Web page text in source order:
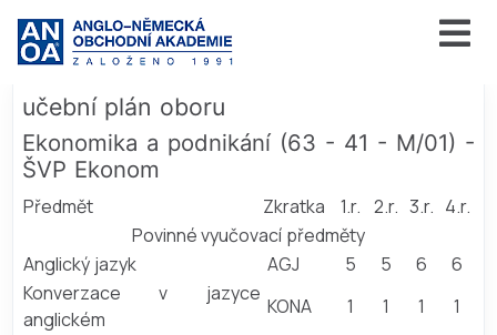
učební plán oboru
Ekonomika a podnikání (63 - 41 - M/01) -
ŠVP Ekonom
Předmět Zkratka 1.r. 2.r. 3.r. 4.r.
Povinné vyučovací předměty
Anglický jazyk
AGJ 5 5 6
6
Konverzace v jazyce
anglickém
KONA 1 1 1
1